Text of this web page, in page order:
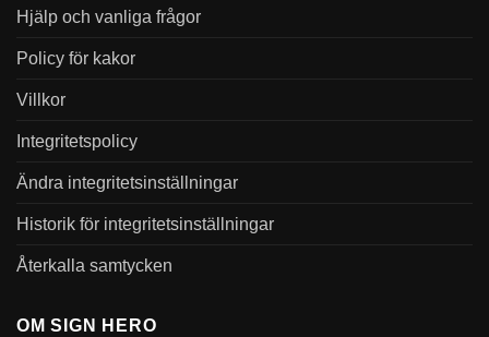
Hjälp och vanliga frågor
Policy för kakor
Villkor
Integritetspolicy
Ändra integritetsinställningar
Historik för integritetsinställningar
Återkalla samtycken
OM SIGN HERO